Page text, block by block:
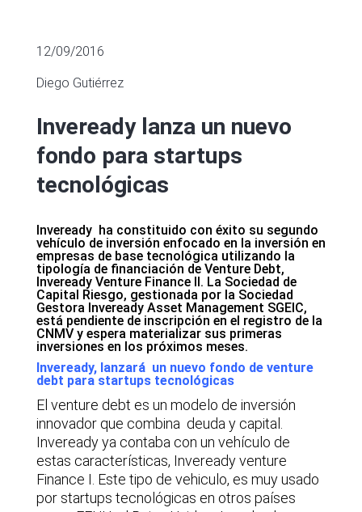
12/09/2016
Diego Gutiérrez
Inveready lanza un nuevo
fondo para startups
tecnológicas
Inveready ha constituido con éxito su segundo
vehículo de inversión enfocado en la inversión en
empresas de base tecnológica utilizando la
tipología de financiación de Venture Debt,
Inveready Venture Finance II. La Sociedad de
Capital Riesgo, gestionada por la Sociedad
Gestora Inveready Asset Management SGEIC,
está pendiente de inscripción en el registro de la
CNMV y espera materializar sus primeras
inversiones en los próximos meses.
Inveready, lanzará un nuevo fondo de venture
debt para startups tecnológicas
El venture debt es un modelo de inversión
innovador que combina deuda y capital.
Inveready ya contaba con un vehículo de
estas características, Inveready venture
Finance I. Este tipo de vehiculo, es muy usado
por startups tecnológicas en otros países